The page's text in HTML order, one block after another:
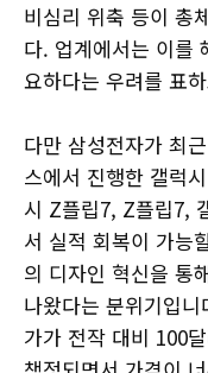
비심리 위축 등이 총
다. 업계에서는 이를
요하다는 우려를 표
다만 삼성전자가 최
스에서 진행한 갤럭
시 Z플립7, Z플립7,
서 실적 회복이 가능
의 디자인 혁신을 통
나왔다는 분위기입
가가 전작 대비 100